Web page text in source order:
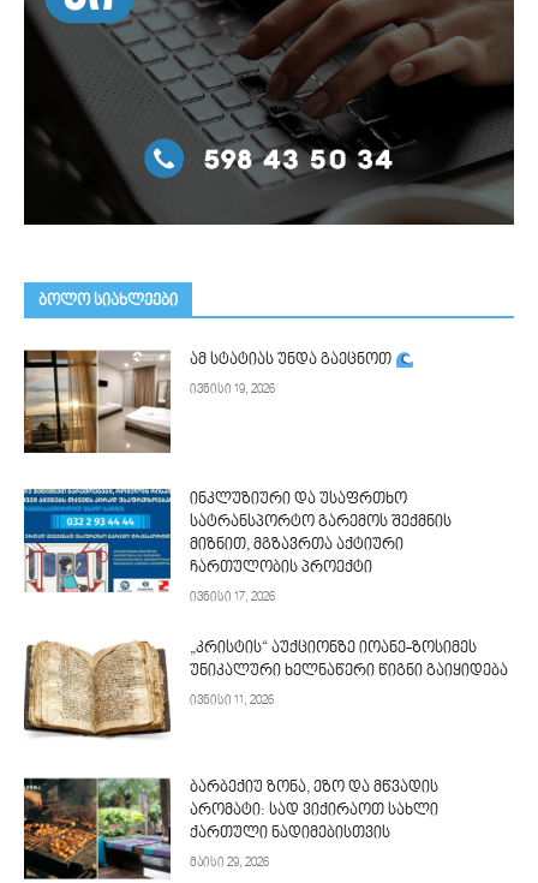
ᲑᲝᲚᲝ ᲡᲘᲐᲮᲚᲔᲔᲑᲘ
ამ სტატიას უნდა გაეცნოთ
ივნისი 19, 2026
ინკლუზიური და უსაფრთხო
სატრანსპორტო გარემოს შექმნის
მიზნით, მგზავრთა აქტიური
ჩართულობის პროექტი
ივნისი 17, 2026
„კრისტის“ აუქციონზე იოანე-ზოსიმეს
უნიკალური ხელნაწერი წიგნი გაიყიდება
ივნისი 11, 2026
ბარბექიუ ზონა, ეზო და მწვადის
არომატი: სად ვიქირაოთ სახლი
ქართული ნადიმებისთვის
მაისი 29, 2026